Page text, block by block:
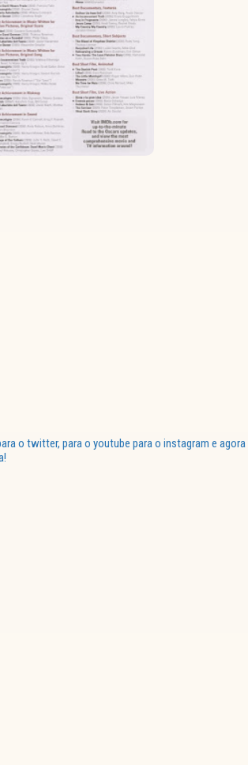
o twitter, para o youtube para o instagram e